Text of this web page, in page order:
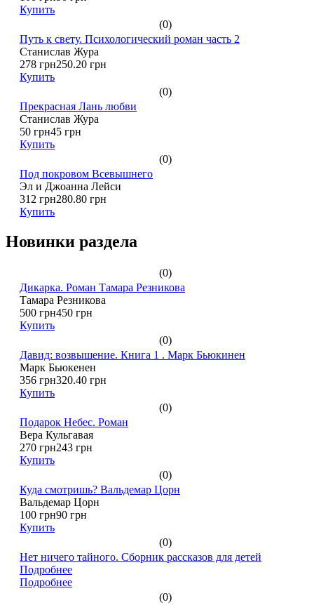
Купить
(0)
Путь к свету. Психологический роман часть 2
Станислав Жура
278 грн250.20 грн
Купить
(0)
Прекрасная Лань любви
Станислав Жура
50 грн45 грн
Купить
(0)
Под покровом Всевышнего
Эл и Джоанна Лейси
312 грн280.80 грн
Купить
Новинки раздела
(0)
Дикарка. Роман Тамара Резникова
Тамара Резникова
500 грн450 грн
Купить
(0)
Давид: возвышение. Книга 1 . Марк Бьюкинен
Марк Бьюкенен
356 грн320.40 грн
Купить
(0)
Подарок Небес. Роман
Вера Кульгавая
270 грн243 грн
Купить
(0)
Куда смотришь? Вальдемар Цорн
Вальдемар Цорн
100 грн90 грн
Купить
(0)
Нет ничего тайного. Сборник рассказов для детей
Подробнее
Подробнее
(0)